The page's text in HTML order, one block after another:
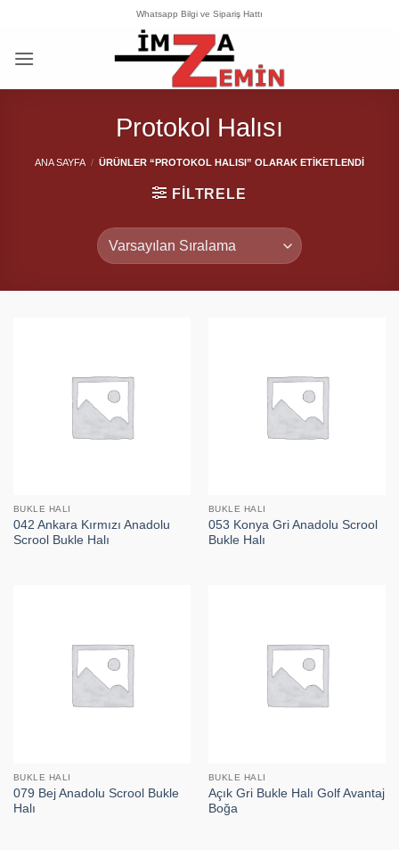
Whatsapp Bilgi ve Sipariş Hattı
Protokol Halısı
ANA SAYFA / ÜRÜNLER “PROTOKOL HALISI” OLARAK ETIKETLENDI
FILTRELE
BUKLE HALI
042 Ankara Kırmızı Anadolu
Scrool Bukle Halı
BUKLE HALI
053 Konya Gri Anadolu Scrool
Bukle Halı
BUKLE HALI
079 Bej Anadolu Scrool Bukle
Halı
BUKLE HALI
Açık Gri Bukle Halı Golf Avantaj
Boğa